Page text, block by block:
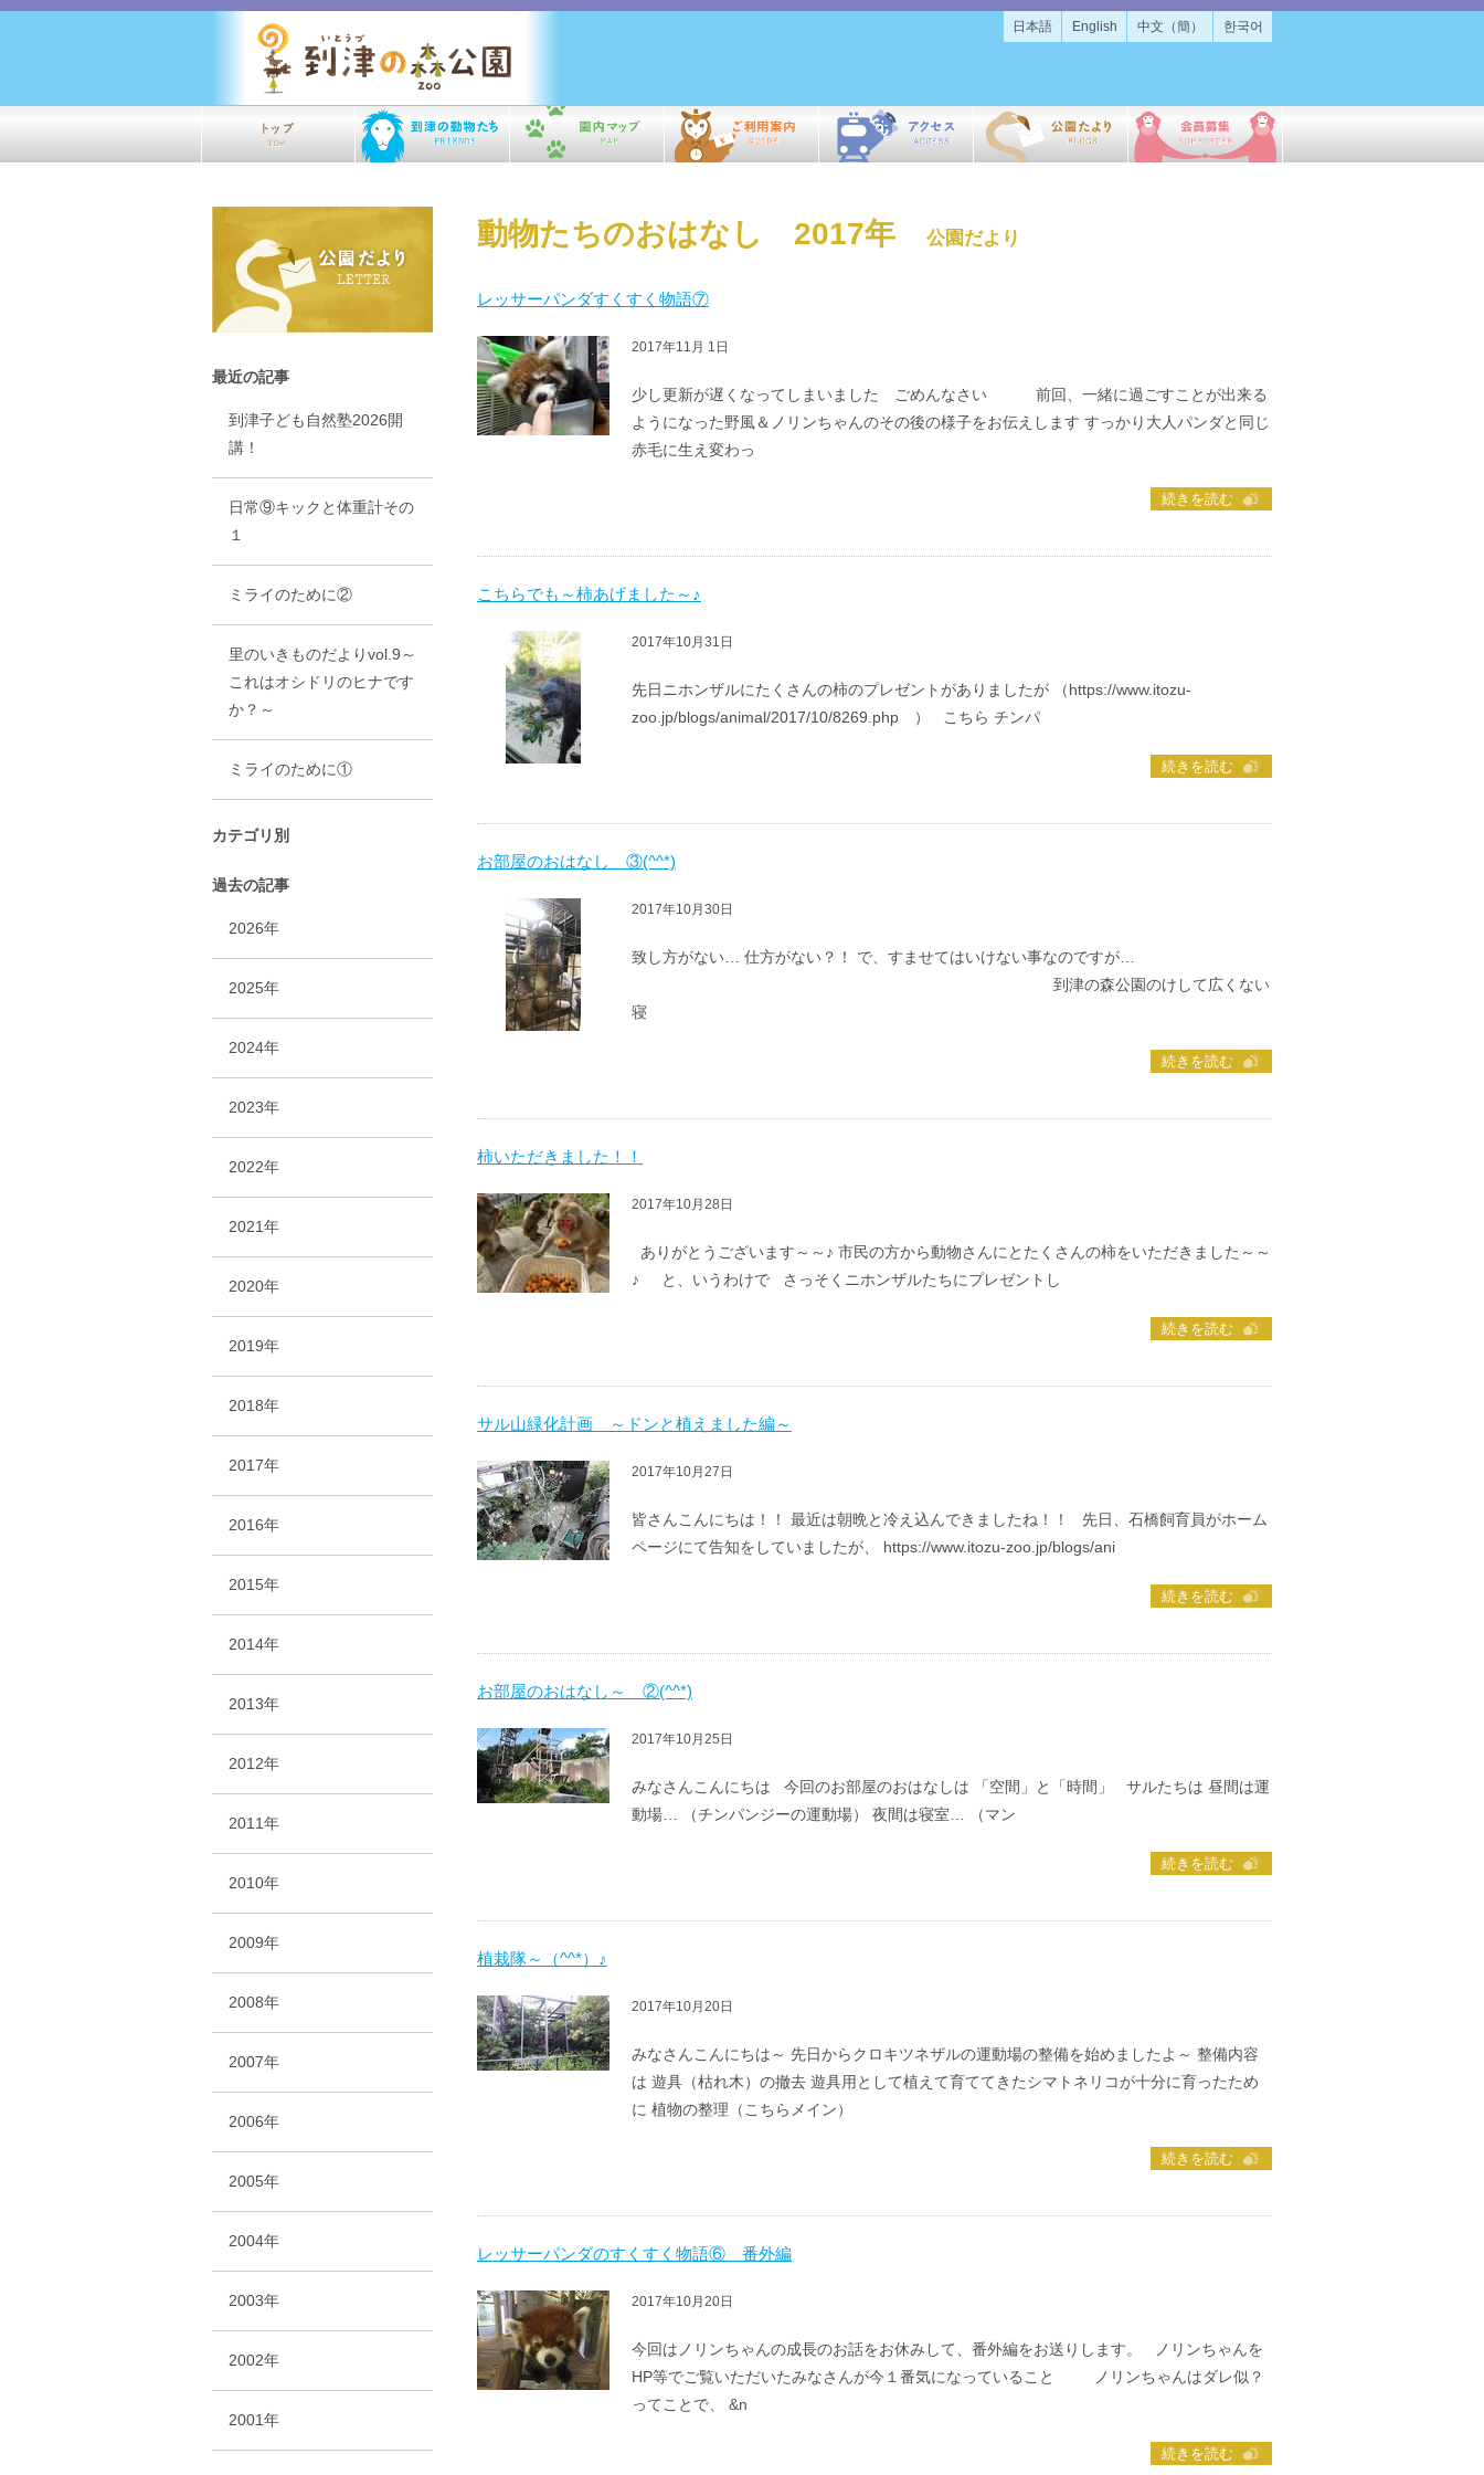
日本語 English 中文（簡） 한국어
動物たちのおはなし 2017年 公園だより
レッサーパンダすくすく物語⑦
2017年11月 1日
少し更新が遅くなってしまいました ごめんなさい 前回、一緒に過ごすことが出来る
ようになった野風＆ノリンちゃんのその後の様子をお伝えします すっかり大人パンダと同じ
赤毛に生え変わっ
続きを読む
こちらでも～柿あげました～♪
2017年10月31日
先日ニホンザルにたくさんの柿のプレゼントがありましたが （https://www.itozu-
zoo.jp/blogs/animal/2017/10/8269.php ） こちら チンパ
続きを読む
お部屋のおはなし ③(^^*)
2017年10月30日
致し方がない… 仕方がない？！ で、すませてはいけない事なのですが…
到津の森公園のけして広くない
寝
続きを読む
柿いただきました！！
2017年10月28日
ありがとうございます～～♪ 市民の方から動物さんにとたくさんの柿をいただきました～～
♪ と、いうわけで さっそくニホンザルたちにプレゼントし
続きを読む
サル山緑化計画 ～ドンと植えました編～
2017年10月27日
皆さんこんにちは！！ 最近は朝晩と冷え込んできましたね！！ 先日、石橋飼育員がホーム
ページにて告知をしていましたが、 https://www.itozu-zoo.jp/blogs/ani
続きを読む
お部屋のおはなし～ ②(^^*)
2017年10月25日
みなさんこんにちは 今回のお部屋のおはなしは 「空間」と「時間」 サルたちは 昼間は運
動場… （チンパンジーの運動場） 夜間は寝室… （マン
続きを読む
植栽隊～（^^*）♪
2017年10月20日
みなさんこんにちは～ 先日からクロキツネザルの運動場の整備を始めましたよ～ 整備内容
は 遊具（枯れ木）の撤去 遊具用として植えて育ててきたシマトネリコが十分に育ったため
に 植物の整理（こちらメイン）
続きを読む
レッサーパンダのすくすく物語⑥ 番外編
2017年10月20日
今回はノリンちゃんの成長のお話をお休みして、番外編をお送りします。 ノリンちゃんを
HP等でご覧いただいたみなさんが今１番気になっていること ノリンちゃんはダレ似？
ってことで、 &n
続きを読む
最近の記事
到津子ども自然塾2026開
講！
日常⑨キックと体重計その
１
ミライのために②
里のいきものだよりvol.9～
これはオシドリのヒナです
か？～
ミライのために①
カテゴリ別
過去の記事
2026年
2025年
2024年
2023年
2022年
2021年
2020年
2019年
2018年
2017年
2016年
2015年
2014年
2013年
2012年
2011年
2010年
2009年
2008年
2007年
2006年
2005年
2004年
2003年
2002年
2001年